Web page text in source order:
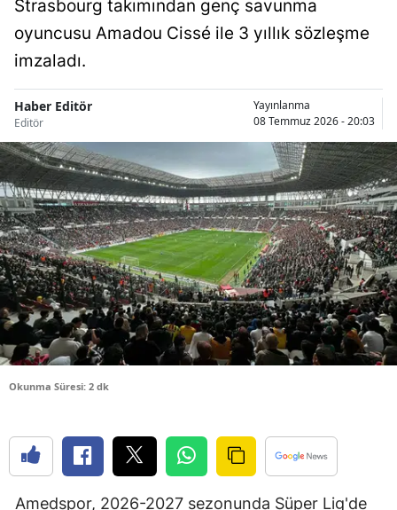
Balıkesir
Bilecik
Bingöl
Bitlis
Bolu
Burdur
Bursa
Çanakkale
Denizli
Strasbourg takımından genç savunma
oyuncusu Amadou Cissé ile 3 yıllık sözleşme
imzaladı.
Haber Editör
Editör
Yayınlanma
08 Temmuz 2026 - 20:03
Okunma Süresi: 2 dk
Amedspor, 2026-2027 sezonunda Süper Lig'de